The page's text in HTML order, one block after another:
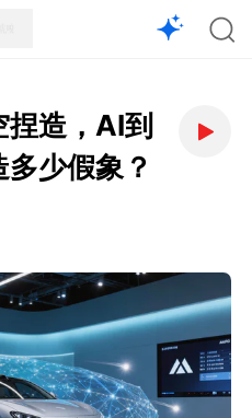
造，AI到
少假象？